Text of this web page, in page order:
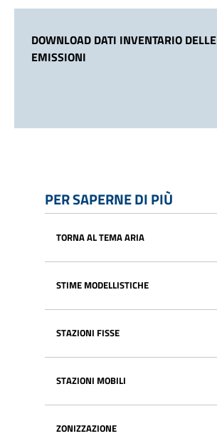
DOWNLOAD DATI INVENTARIO DELLE
EMISSIONI
PER SAPERNE DI PIÙ
TORNA AL TEMA ARIA
STIME MODELLISTICHE
STAZIONI FISSE
STAZIONI MOBILI
ZONIZZAZIONE